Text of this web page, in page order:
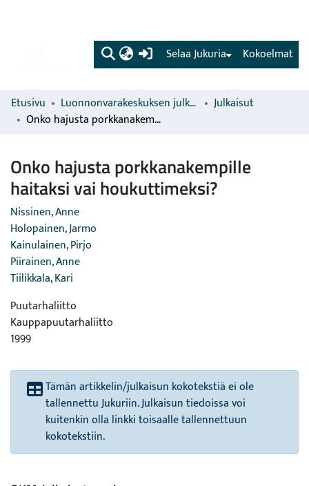
(current) Kokoelmat
Selaa Jukuria
Etusivu Luonnonvarakeskuksen julkaisut
Julkaisut
Onko hajusta porkkanakempille haitaksi vai houkuttimeksi?
Onko hajusta porkkanakempille
haitaksi vai houkuttimeksi?
Nissinen, Anne
Holopainen, Jarmo
Kainulainen, Pirjo
Piirainen, Anne
Tiilikkala, Kari
Puutarhaliitto
Kauppapuutarhaliitto
1999
Tämän artikkelin/julkaisun kokotekstiä ei ole
tallennettu Jukuriin. Julkaisun tiedoissa voi
kuitenkin olla linkki toisaalle tallennettuun
kokotekstiin.